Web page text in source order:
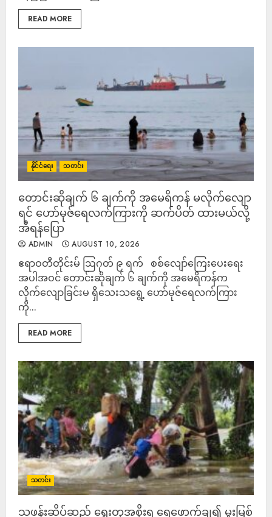
READ MORE
နိုင်ငံရေး သတင်း
တောင်းဆိုချက် ၆ ချက်ကို အမေရိကန် မလိုက်လျော
ရင် ဟော်မုဇ်ရေလက်ကြားကို ဆက်ပိတ် ထားမယ်လို့
အီရန်ပြော
ADMIN AUGUST 10, 2026
ဧရာဝတီတိုင်းမ် ဩဂုတ် ၉ ရက် စစ်လျော်ကြေးပေးရေး
အပါအဝင် တောင်းဆိုချက် ၆ ချက်ကို အမေရိကန်က
လိုက်လျောခြင်းမ ရှိသေးသရွေ့ ဟော်မုဇ်ရေလက်ကြား
ကို...
READ MORE
သတင်း
သဖန်းဆိပ်ဆည် ရွေးတုအစိုးရ ရေဖောက်ချ၍ မူးမြစ်